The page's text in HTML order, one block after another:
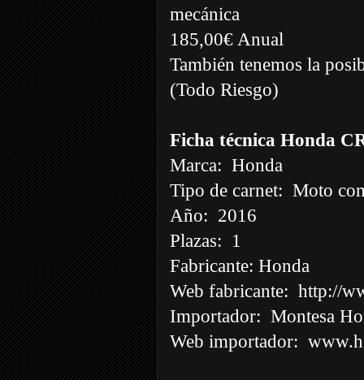
mecánica
185,00€ Anual
También tenemos la
(Todo Riesgo)
Ficha técnica Honda
Marca: Honda
Tipo de carnet: Moto
Año: 2016
Plazas: 1
Fabricante: Honda
Web fabricante: http://
Importador: Montesa
Web importador: